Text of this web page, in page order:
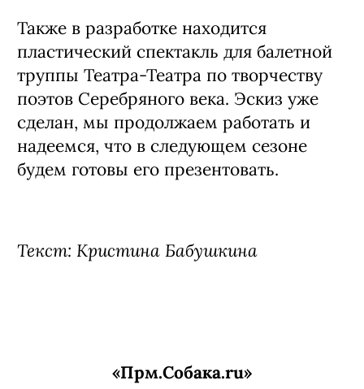
Также в разработке находится
пластический спектакль для балетной
труппы Театра-Театра по творчеству
поэтов Серебряного века. Эскиз уже
сделан, мы продолжаем работать и
надеемся, что в следующем сезоне
будем готовы его презентовать.
Текст: Кристина Бабушкина
«Прм.Собака.ru»